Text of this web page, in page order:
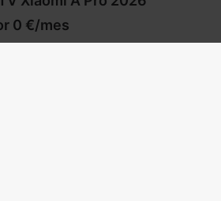
0 €/mes